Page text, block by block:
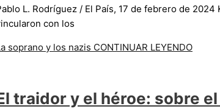
L. Rodríguez / El País, 17 de febrero de
con los
soprano y los nazis CONTINUAR LEYENDO
traidor y el héroe: sobre